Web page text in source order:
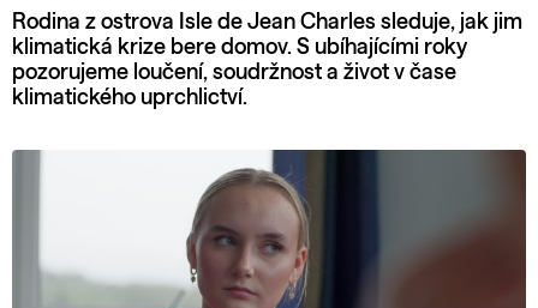
Rodina z ostrova Isle de Jean Charles sleduje, jak jim
klimatická krize bere domov. S ubíhajícími roky
pozorujeme loučení, soudržnost a život v čase
klimatického uprchlictví.